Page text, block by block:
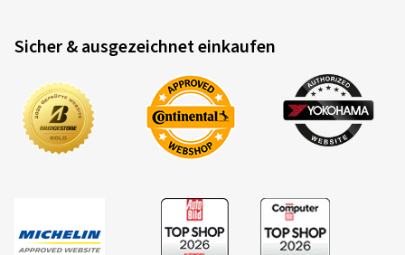
Sicher & ausgezeichnet einkaufen